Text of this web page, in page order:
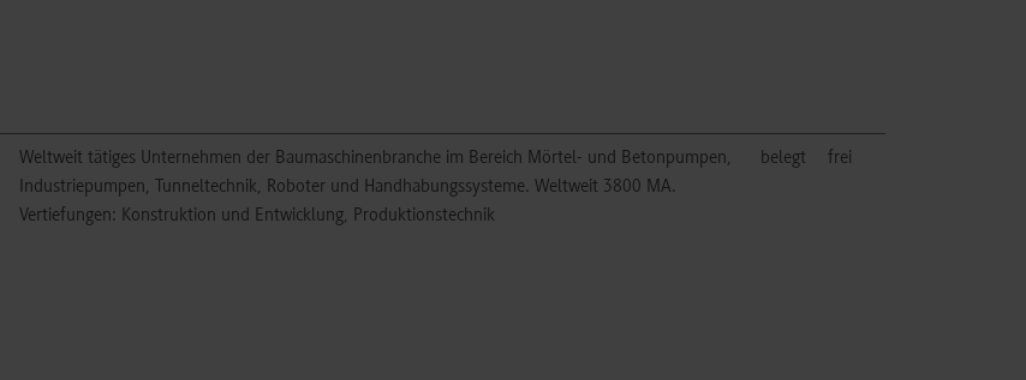
Weltweit tätiges Unternehmen der Baumaschinenbranche im Bereich Mörtel- und Betonpumpen,
Industriepumpen, Tunneltechnik, Roboter und Handhabungssysteme. Weltweit 3800 MA.
Vertiefungen: Konstruktion und Entwicklung, Produktionstechnik
belegt frei